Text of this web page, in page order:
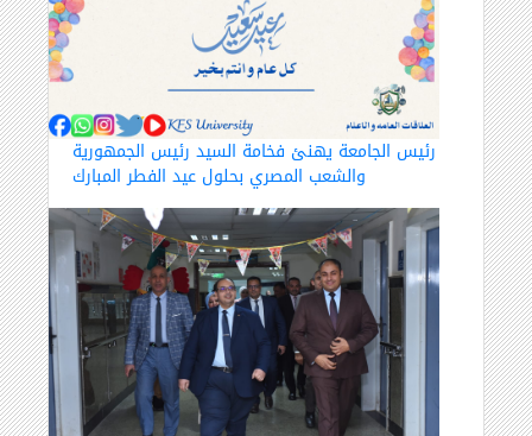
رئيس الجامعة يهنئ فخامة السيد رئيس الجمهورية
والشعب المصري بحلول عيد الفطر المبارك